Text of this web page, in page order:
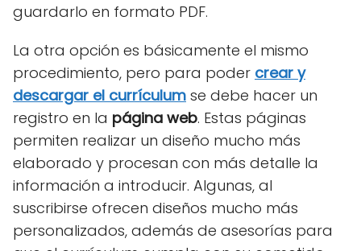
guardarlo en formato PDF.
La otra opción es básicamente el mismo
procedimiento, pero para poder crear y
descargar el currículum se debe hacer un
registro en la página web. Estas páginas
permiten realizar un diseño mucho más
elaborado y procesan con más detalle la
información a introducir. Algunas, al
suscribirse ofrecen diseños mucho más
personalizados, además de asesorías para